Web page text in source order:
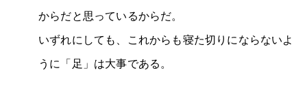
からだと思っているからだ。
いずれにしても、これからも寝た切りにならないよ
うに「足」は大事である。